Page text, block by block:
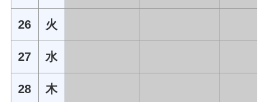
26 火
27 水
28 木